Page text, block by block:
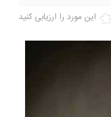
این مورد را ارزیابی کنید